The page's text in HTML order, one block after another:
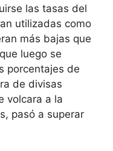
las tasas del
utilizadas como
más bajas que
luego se
porcentajes de
de divisas
volcara a la
pasó a superar